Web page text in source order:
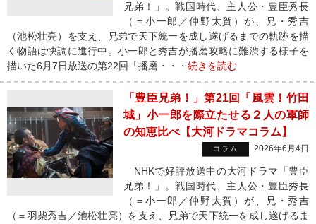
兄弟！」。戦国時代、主人公・豊臣秀長
（＝小一郎／仲野太賀）が、兄・秀吉
（池松壮亮）を支え、兄弟で天下統一を成し遂げるまでの軌跡を描
く物語は快調に進行中。小一郎と秀吉が播磨攻略に難渋する様子を
描いた6月7日放送の第22回「播磨・・・ 続きを読む
「豊臣兄弟！」第21回「風雲！竹田
城」小一郎を際立たせる２人の軍師
の知恵比べ【大河ドラマコラム】
コラム 2026年6月4日
NHKで好評放送中の大河ドラマ「豊臣
兄弟！」。戦国時代、主人公・豊臣秀長
（＝小一郎／仲野太賀）が、兄・秀吉
（＝羽柴秀吉／池松壮亮）を支え、兄弟で天下統一を成し遂げるま